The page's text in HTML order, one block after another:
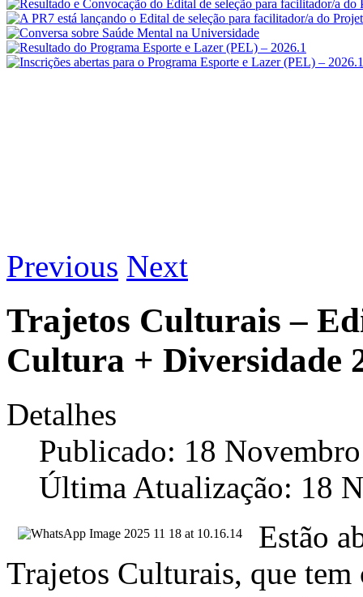
Previous Next
Trajetos Culturais –
Cultura + Diversidade
Detalhes
Publicado: 18
Última Atualização: 18
Estão
Trajetos Culturais, que tem